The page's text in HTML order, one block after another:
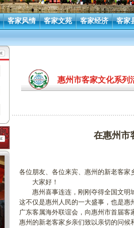
客家风情 客家文苑 客家经济 客家
惠州市客家文化系列
在惠州市
各位朋友、各位来宾、惠州的新老客家
大家好！
惠州喜事连连，刚刚夺得全国文明城
这不仅是惠州人民的一大盛事，也是
广东客属海外联谊会，向惠州市首届客
惠州的新老客家乡亲们致以亲切的问候